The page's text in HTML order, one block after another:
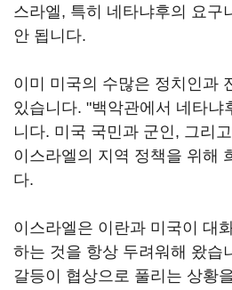
스라엘, 특히 네타냐후의 요구
안 됩니다.
이미 미국의 수많은 정치인과
있습니다. "백악관에서 네타냐
니다. 미국 국민과 군인, 그리
이스라엘의 지역 정책을 위해
다.
이스라엘은 이란과 미국이 대
하는 것을 항상 두려워해 왔습
갈등이 협상으로 풀리는 상황